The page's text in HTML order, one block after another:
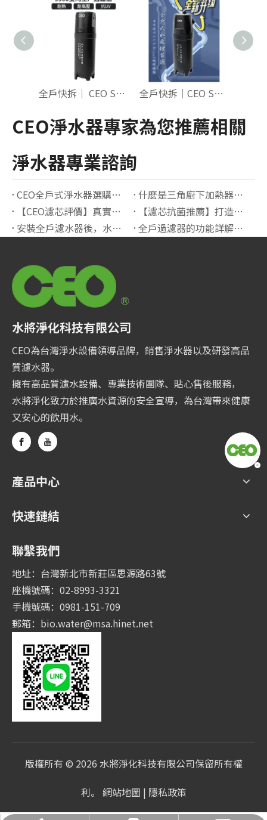
全戶快拆｜ CEO S300雙向｜單管四效 折疊式PP+燒結碳+載銀+除鉛 全戶快拆｜CEO S500萬向頭｜單管四效 折疊式PP+純碳纖+載銀+除鉛
CEO淨水器專家為您推薦相關
淨水器專業諮詢
CEO全戶式淨水器選購指南：打造純淨健康的居家用水環境
什麼是三角廚下加熱器？原理、優點與適用場景解析
【CEO濾芯評價】真實用戶分享，抗菌效果有感!
【濾芯抗菌推薦】打造健康洗滌環境首選指南
安裝全戶濾水器後，水塔會不會長青苔？如何預防？【完整解析+實用建議】
全戶過濾器的功能詳解及使用場景｜打造全屋淨水的最佳選擇
水將淨化科技有限公司
CEO為台灣淨水設備領導品牌，銷售淨水器以及研發高品
質濾水器。
擁有高品質濾水設備、專業技術團隊、貼心售後服務，
水將淨化致力於推廣水資源的安全宣導，為台灣帶來健康
又安心的飲用水。
產品中心
快速鏈結
聯繫我們
地址：台灣新北市新莊區思源路63號
座機號碼：02-8993-3321
手機號碼：0981-151-709
郵箱： bio.water@msa.hinet.net
版權所有 © 2026 水將淨化科技有限公司保留所有權
利。 網站地圖 | 隱私政策